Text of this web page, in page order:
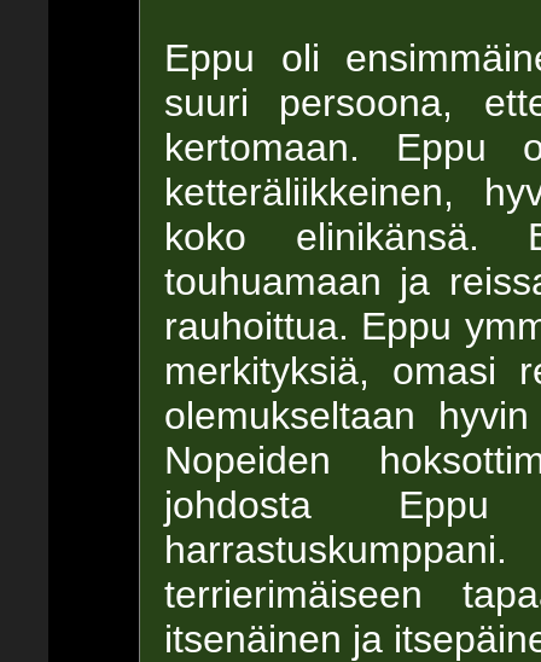
Eppu oli
suuri persoona,
kertomaan. Eppu
ketteräliikkeinen,
koko elinikänsä.
touhuamaan ja
rauhoittua. Eppu
merkityksiä, omasi
olemukseltaan
Nopeiden
johdosta
terrierimäiseen
itsenäinen ja